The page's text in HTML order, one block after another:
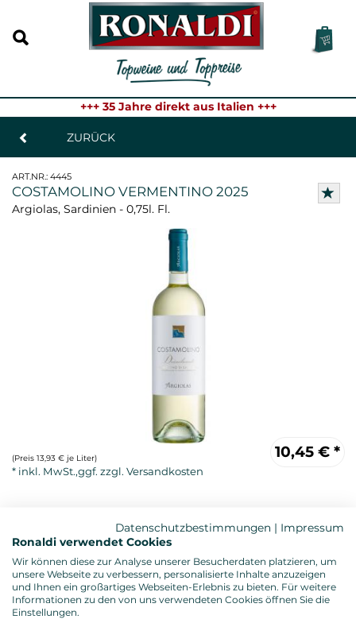
+++ 35 Jahre direkt aus Italien +++
ZURÜCK
ART.NR.: 4445
COSTAMOLINO VERMENTINO 2025
Argiolas, Sardinien - 0,75l. Fl.
10,45 € *
(Preis 13,93 € je Liter)
Weißwein, trocken
Datenschutzbestimmungen | Impressum
Ronaldi verwendet Cookies
Wir können diese zur Analyse unserer Besucherdaten platzieren, um
unsere Webseite zu verbessern, personalisierte Inhalte anzuzeigen
und Ihnen ein großartiges Webseiten-Erlebnis zu bieten. Für weitere
Informationen zu den von uns verwendeten Cookies öffnen Sie die
Einstellungen.